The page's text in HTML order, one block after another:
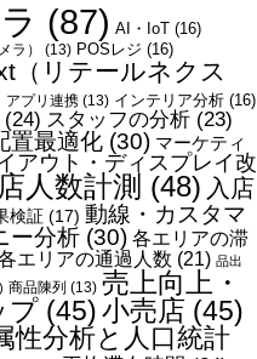
(87) AI・IoT (16)
ラ） (13) POSレジ (16)
（リテールネクス
アプリ連携 (13) インテリア分析 (16)
(24) スタッフの分析 (23)
置最適化 (30) マーケティ
アウト・ディスプレイ改
人数計測 (48) 入店
検証 (17) 動線・カスタマ
ー分析 (30) 各エリアの滞
エリアの通過人数 (21) 品出
商品陳列 (13) 売上向上・
プ (45)小売店 (45)
性分析と人口統計